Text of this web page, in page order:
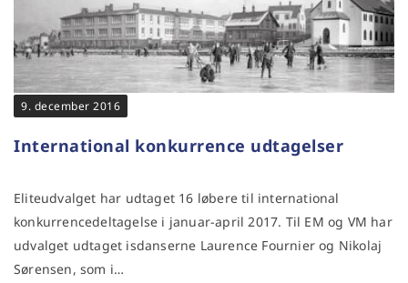
9. december 2016
International konkurrence udtagelser
Eliteudvalget har udtaget 16 løbere til international
konkurrencedeltagelse i januar-april 2017. Til EM og VM har
udvalget udtaget isdanserne Laurence Fournier og Nikolaj
Sørensen, som i…